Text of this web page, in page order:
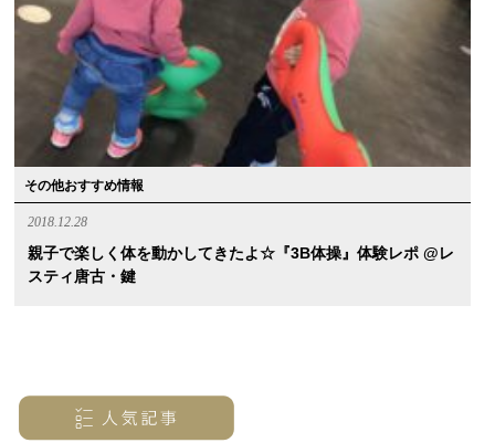
その他おすすめ情報
2018.12.28
親子で楽しく体を動かしてきたよ☆『3B体操』体験レポ @レ
スティ唐古・鍵